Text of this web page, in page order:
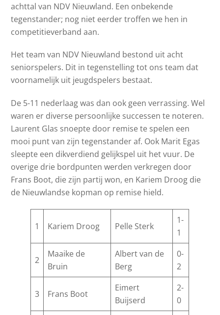
achttal van NDV Nieuwland. Een onbekende
tegenstander; nog niet eerder troffen we hen in
competitieverband aan.
Het team van NDV Nieuwland bestond uit acht
seniorspelers. Dit in tegenstelling tot ons team dat
voornamelijk uit jeugdspelers bestaat.
De 5-11 nederlaag was dan ook geen verrassing. Wel
waren er diverse persoonlijke successen te noteren.
Laurent Glas snoepte door remise te spelen een
mooi punt van zijn tegenstander af. Ook Marit Egas
sleepte een dikverdiend gelijkspel uit het vuur. De
overige drie bordpunten werden verkregen door
Frans Boot, die zijn partij won, en Kariem Droog die
de Nieuwlandse kopman op remise hield.
1 Kariem Droog Pelle Sterk
1-
1
2
Maaike de
Bruin
Albert van de
Berg
0-
2
3 Frans Boot
Eimert
Buijserd
2-
0